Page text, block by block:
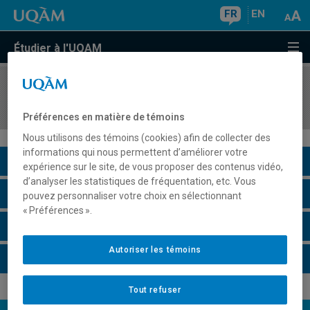
FR EN
Étudier à l'UQAM
COURS//
Description du cours
Horaire - Été 2026
Préférences en matière de témoins
Nous utilisons des témoins (cookies) afin de collecter des
informations qui nous permettent d’améliorer votre
expérience sur le site, de vous proposer des contenus vidéo,
d’analyser les statistiques de fréquentation, etc. Vous
pouvez personnaliser votre choix en sélectionnant
« Préférences ».
Tout refuser
Autoriser les témoins